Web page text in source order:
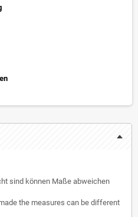
sind können Maße abweichen
the measures can be different